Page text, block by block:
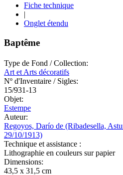
Fiche technique
|
Onglet étendu
Baptême
Type de Fond / Collection:
Art et Arts décoratifs
Nº d'Inventaire / Sigles:
15/931-13
Objet:
Estempe
Auteur:
Regoyos, Darío de (Ribadesella,
29/10/1913)
Technique et assistance :
Lithographie en couleurs sur papier
Dimensions:
43,5 x 31,5 cm